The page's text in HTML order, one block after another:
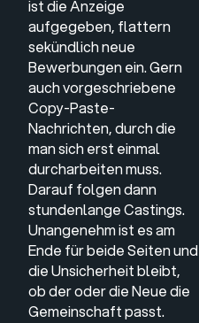
ist die Anzeige
aufgegeben, flattern
sekündlich neue
Bewerbungen ein. Gern
auch vorgeschriebene
Copy-Paste-
Nachrichten, durch die
man sich erst einmal
durcharbeiten muss.
Darauf folgen dann
stundenlange Castings.
Unangenehm ist es am
Ende für beide Seiten und
die Unsicherheit bleibt,
ob der oder die Neue die
Gemeinschaft passt.